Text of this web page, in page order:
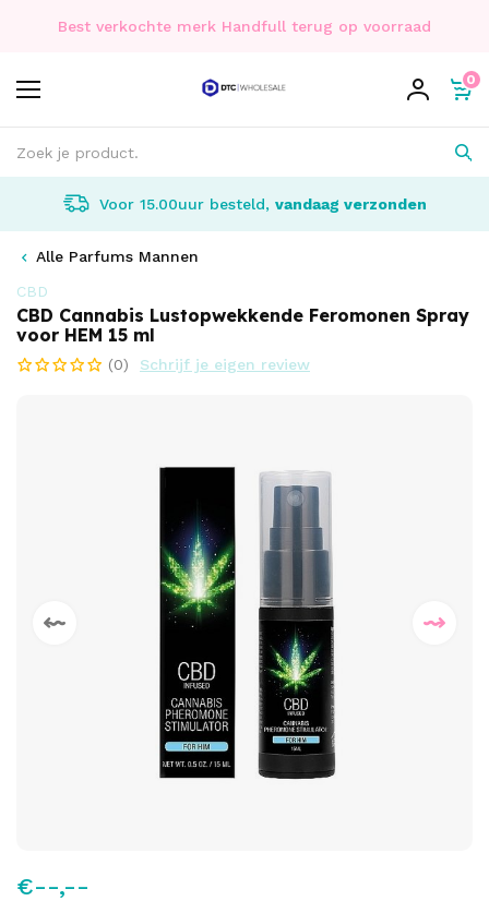
Best verkochte merk Handfull terug op voorraad
0
Voor 15.00uur besteld, vandaag verzonden
Alle Parfums Mannen
CBD
CBD Cannabis Lustopwekkende Feromonen Spray
voor HEM 15 ml
(0) Schrijf je eigen review
€--,--